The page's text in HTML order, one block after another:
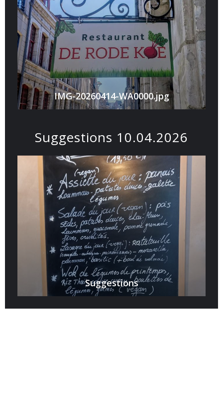
IMG-20260414-WA0000.jpg
Suggestions 10.04.2026
Suggestions